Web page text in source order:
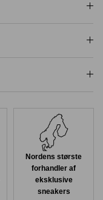
Nordens største
forhandler af
eksklusive
sneakers